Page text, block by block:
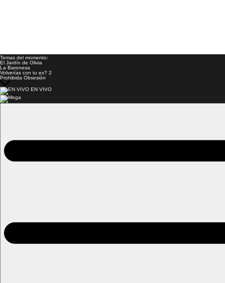
Temas del momento:
El Jardín de Olivia
La Baronesa
Volverías con tu ex? 2
Prohibida Obsesión
EN VIVO